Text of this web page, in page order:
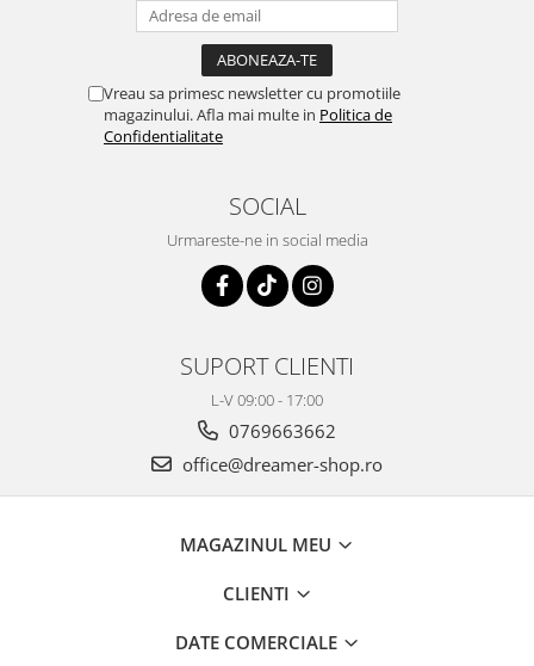
Vreau sa primesc newsletter cu promotiile
magazinului. Afla mai multe in Politica de
Confidentialitate
SOCIAL
Urmareste-ne in social media
SUPORT CLIENTI
L-V 09:00 - 17:00
0769663662
office@dreamer-shop.ro
MAGAZINUL MEU
CLIENTI
DATE COMERCIALE